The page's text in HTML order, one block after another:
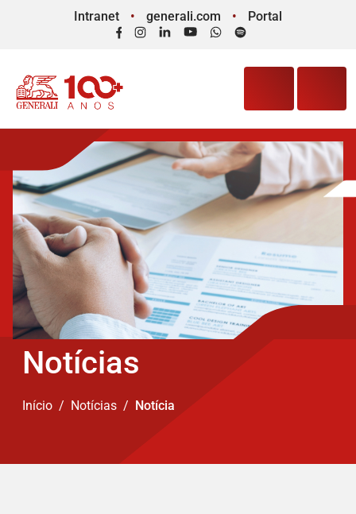
Intranet generali.com
Portal
FacebookInstagram
LinkedInYouTubeWhatsApp
Spotify
Notícias
Início Notícias Notícia